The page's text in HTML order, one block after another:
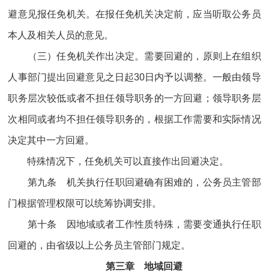
避意见报任免机关。在报任免机关决定前，应当听取公务员
本人及相关人员的意见。
（三）任免机关作出决定。需要回避的，原则上在组织
人事部门提出回避意见之日起30日内予以调整。一般由领导
职务层次较低或者不担任领导职务的一方回避；领导职务层
次相同或者均不担任领导职务的，根据工作需要和实际情况
决定其中一方回避。
特殊情况下，任免机关可以直接作出回避决定。
第九条 机关执行任职回避确有困难的，公务员主管部
门根据管理权限可以统筹协调安排。
第十条 因地域或者工作性质特殊，需要变通执行任职
回避的，由省级以上公务员主管部门规定。
第三章 地域回避